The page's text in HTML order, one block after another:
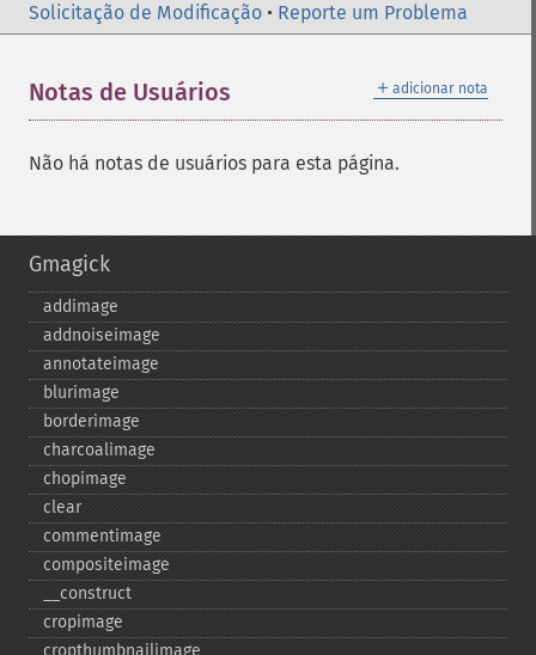
Solicitação de Modificação • Reporte um Problema
＋ adicionar nota
Notas de Usuários
Não há notas de usuários para esta página.
Gmagick
addimage
addnoiseimage
annotateimage
blurimage
borderimage
charcoalimage
chopimage
clear
commentimage
compositeimage
_​_​construct
cropimage
cropthumbnailimage